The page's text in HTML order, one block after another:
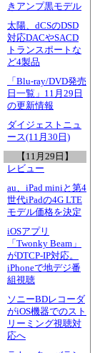
きアンプ黒モデル
太陽、dCSのDSD
対応DACやSACD
トランスポートな
ど4製品
「Blu-ray/DVD発売
日一覧」11月29日
の更新情報
ダイジェストニュ
ース(11月30日)
【11月29日】
レビュー
au、iPad miniと第4
世代iPadの4G LTE
モデル価格を決定
iOSアプリ
「Twonky Beam」
がDTCP-IP対応。
iPhoneで地デジ番
組視聴
ソニーBDレコーダ
がiOS機器でのスト
リーミング視聴対
応へ